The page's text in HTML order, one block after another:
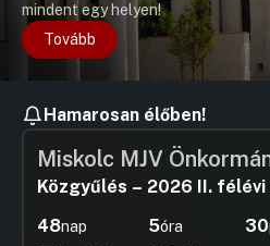
mindent egy helyen!
Tovább
Hamarosan élőben!
Miskolc MJV
Közgyűlés – 2026 II.
48nap 5óra 30